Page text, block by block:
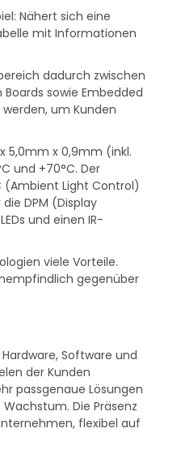
Nähert sich eine
mit Informationen
dadurch zwischen
sowie Embedded
um Kunden
5,0mm x 0,9mm (inkl.
und +70°C. Der
(Ambient Light Control)
DPM (Display
und einen IR-
viele Vorteile.
gegenüber
Software und
der Kunden
passgenaue Lösungen
Die Präsenz
flexibel auf